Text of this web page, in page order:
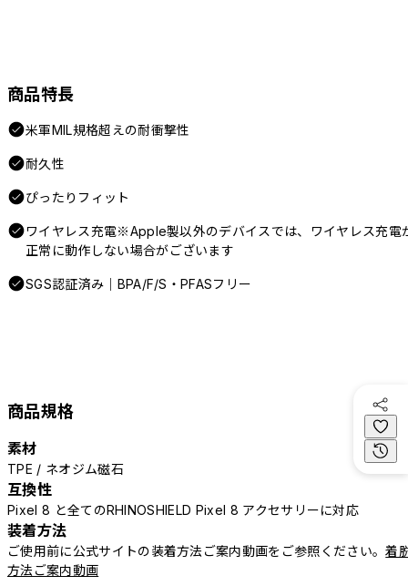
商品特長
米軍MIL規格超えの耐衝撃性
耐久性
ぴったりフィット
ワイヤレス充電※Apple製以外のデバイスでは、ワイヤレス充電
正常に動作しない場合がございます
SGS認証済み｜BPA/F/S・PFASフリー
商品規格
素材
TPE / ネオジム磁石
互換性
Pixel 8 と全てのRHINOSHIELD Pixel 8 アクセサリーに対応
装着方法
ご使用前に公式サイトの装着方法ご案内動画をご参照ください。着
方法ご案内動画